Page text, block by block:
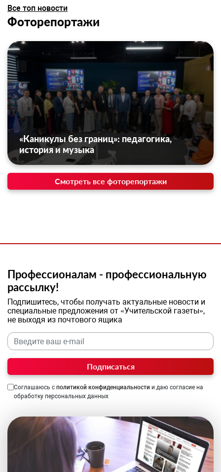
Все топ новости
Фоторепортажи
«Каникулы без границ»: педагогика,
история и музыка
Смотреть все фоторепортажи
Профессионалам - профессиональную
рассылку!
Подпишитесь, чтобы получать актуальные новости и
специальные предложения от «Учительской газеты»,
не выходя из почтового ящика
Подписаться
Соглашаюсь с политикой конфиденциальности и даю согласие на
обработку персональных данных